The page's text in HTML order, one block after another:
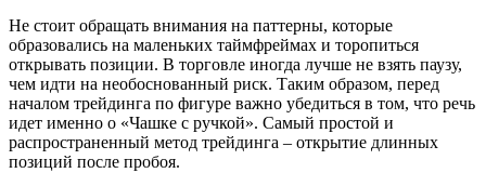
Не стоит обращать внимания на паттерны, которые
образовались на маленьких таймфреймах и торопиться
открывать позиции. В торговле иногда лучше не взять паузу,
чем идти на необоснованный риск. Таким образом, перед
началом трейдинга по фигуре важно убедиться в том, что речь
идет именно о «Чашке с ручкой». Самый простой и
распространенный метод трейдинга – открытие длинных
позиций после пробоя.